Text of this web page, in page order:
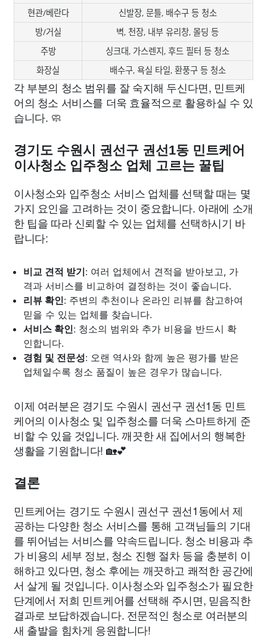
현관/베란다
신발장, 문틀, 배수구 등 청소
방/거실
벽, 천장, 내부 유리창, 몰딩 등
주방
싱크대, 가스렌지, 후드 필터 등 청소
화장실
배수구, 욕실 타일, 환풍구 등 청소
각 부분의 청소 범위를 잘 숙지해 두신다면, 민트케
어의 청소 서비스를 더욱 효율적으로 활용하실 수 있
습니다. 🧼
경기도 수원시 권선구 권선1동 민트케어
이사청소 입주청소 업체 고르는 꿀팁
이사청소와 입주청소 서비스 업체를 선택할 때는 몇
가지 요인을 고려하는 것이 중요합니다. 아래에 소개
한 팁을 따라 신뢰할 수 있는 업체를 선택하시기 바
랍니다:
비교 견적 받기: 여러 업체에서 견적을 받아보고, 가
격과 서비스를 비교하여 결정하는 것이 좋습니다.
리뷰 확인: 주변의 추천이나 온라인 리뷰를 참고하여
믿을 수 있는 업체를 찾습니다.
서비스 확인: 청소의 범위와 추가 비용을 반드시 확
인합니다.
경험 및 전문성: 오랜 역사와 함께 높은 평가를 받은
업체일수록 청소 품질이 높은 경우가 많습니다.
이제 여러분은 경기도 수원시 권선구 권선1동 민트
케어의 이사청소 및 입주청소를 더욱 스마트하게 준
비할 수 있을 것입니다. 깨끗한 새 집에서의 행복한
생활을 기원합니다! 🏡💕
결론
민트케어는 경기도 수원시 권선구 권선1동에서 제
공하는 다양한 청소 서비스를 통해 고객님들의 기대
를 뛰어넘는 서비스를 약속드립니다. 청소 비용과 추
가 비용의 세부 정보, 청소 진행 절차 등을 충분히 이
해하고 있다면, 청소 후에는 깨끗하고 쾌적한 공간에
서 살게 될 것입니다. 이사청소와 입주청소가 필요한
단계에서 저희 민트케어를 선택해 주시면, 믿음직한
결과로 보답하겠습니다. 전문적인 청소로 여러분의
새 출발을 힘차게 응원합니다!